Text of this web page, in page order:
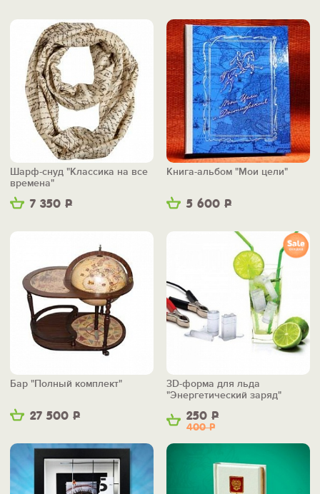
7 350 Р
Шарф-снуд "Классика на все
времена"
5 600 Р
Книга-альбом "Мои цели"
27 500 Р
Бар "Полный комплект"
250 Р
400Р
3D-форма для льда
"Энергетический заряд"